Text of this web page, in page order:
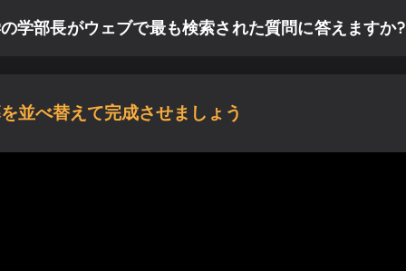
学部長がウェブで最も検索された質問に答えますか?
並べ替えて完成させましょう